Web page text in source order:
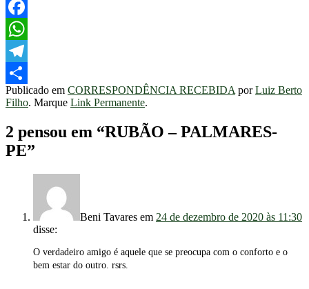
Twitter
Facebook
WhatsApp
Telegram
Share
Publicado em CORRESPONDÊNCIA RECEBIDA porLuiz Berto
Filho. Marque Link Permanente.
2 pensou em “RUBÃO – PALMARES-
PE”
Beni Tavares em 24 de dezembro de 2020 às 11:30
disse:
O verdadeiro amigo é aquele que se preocupa com o conforto e o
bem estar do outro. rsrs.